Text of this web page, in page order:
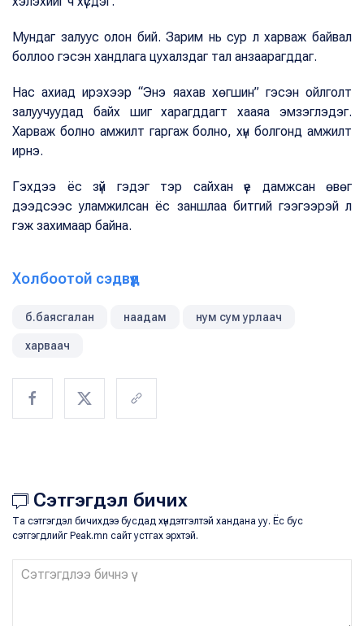
Мундаг залуус олон бий. Зарим нь сур л харваж байвал
боллоо гэсэн хандлага цухалздаг тал анзаарагддаг.
Нас ахиад ирэхээр “Энэ яахав хөгшин” гэсэн ойлголт
залуучуудад байх шиг харагддагт хааяа эмзэглэдэг.
Харваж болно амжилт гаргаж болно, хүн болгонд амжилт
ирнэ.
Гэхдээ ёс зүй гэдэг тэр сайхан үе дамжсан өвөг
дээдсээс уламжилсан ёс заншлаа битгий гээгээрэй л
гэж захимаар байна.
Холбоотой сэдвүүд
б.баясгалан наадам нум сум урлаач
харваач
Сэтгэгдэл бичих
Та сэтгэгдэл бичихдээ бусдад хүндэтгэлтэй хандана уу. Ёс бус
сэтгэгдлийг Peak.mn сайт устгах эрхтэй.